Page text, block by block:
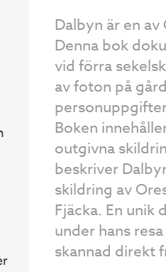
Dalbyn är en
Denna bok
vid förra
av foton på
Boken
outgivna
beskriver
skildring av
Fjäcka. En unik
under hans
skannad direkt